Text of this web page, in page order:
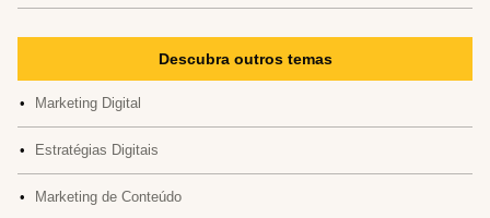
Descubra outros temas
• Marketing Digital
• Estratégias Digitais
• Marketing de Conteúdo